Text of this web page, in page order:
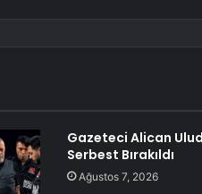
Gazeteci Alican
Serbest Bırakıldı
Ağustos 7, 2026